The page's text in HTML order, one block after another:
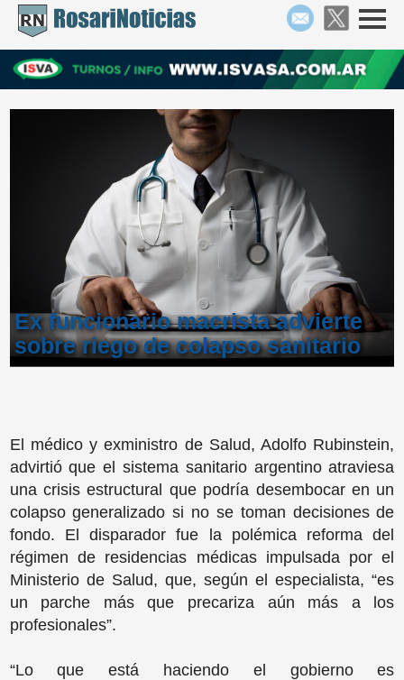
Ex funcionario macrista advierte
sobre riego de colapso sanitario
El médico y exministro de Salud, Adolfo Rubinstein,
advirtió que el sistema sanitario argentino atraviesa
una crisis estructural que podría desembocar en un
colapso generalizado si no se toman decisiones de
fondo. El disparador fue la polémica reforma del
régimen de residencias médicas impulsada por el
Ministerio de Salud, que, según el especialista, “es
un parche más que precariza aún más a los
profesionales”.
“Lo que está haciendo el gobierno es